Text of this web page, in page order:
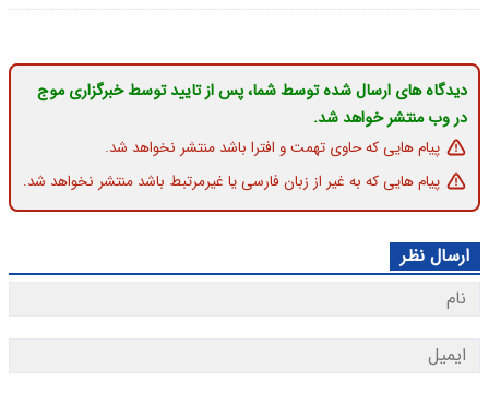
دیدگاه های ارسال شده توسط شما، پس از تایید توسط خبرگزاری موج
در وب منتشر خواهد شد.
پیام هایی که حاوی تهمت و افترا باشد منتشر نخواهد شد.
پیام هایی که به غیر از زبان فارسی یا غیرمرتبط باشد منتشر نخواهد شد.
ارسال نظر